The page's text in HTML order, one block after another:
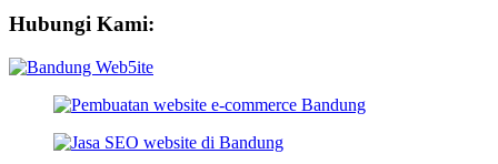
Hubungi Kami: